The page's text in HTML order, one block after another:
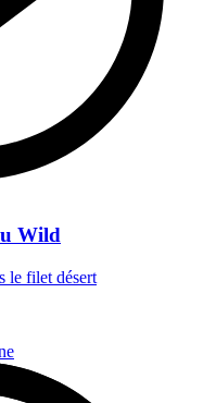
Wild
le filet désert